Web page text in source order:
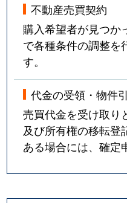
不動産売買契約
購入希望者が見つか
で各種条件の調整を
す。
代金の受領・物件
売買代金を受け取り
及び所有権の移転登
ある場合には、確定